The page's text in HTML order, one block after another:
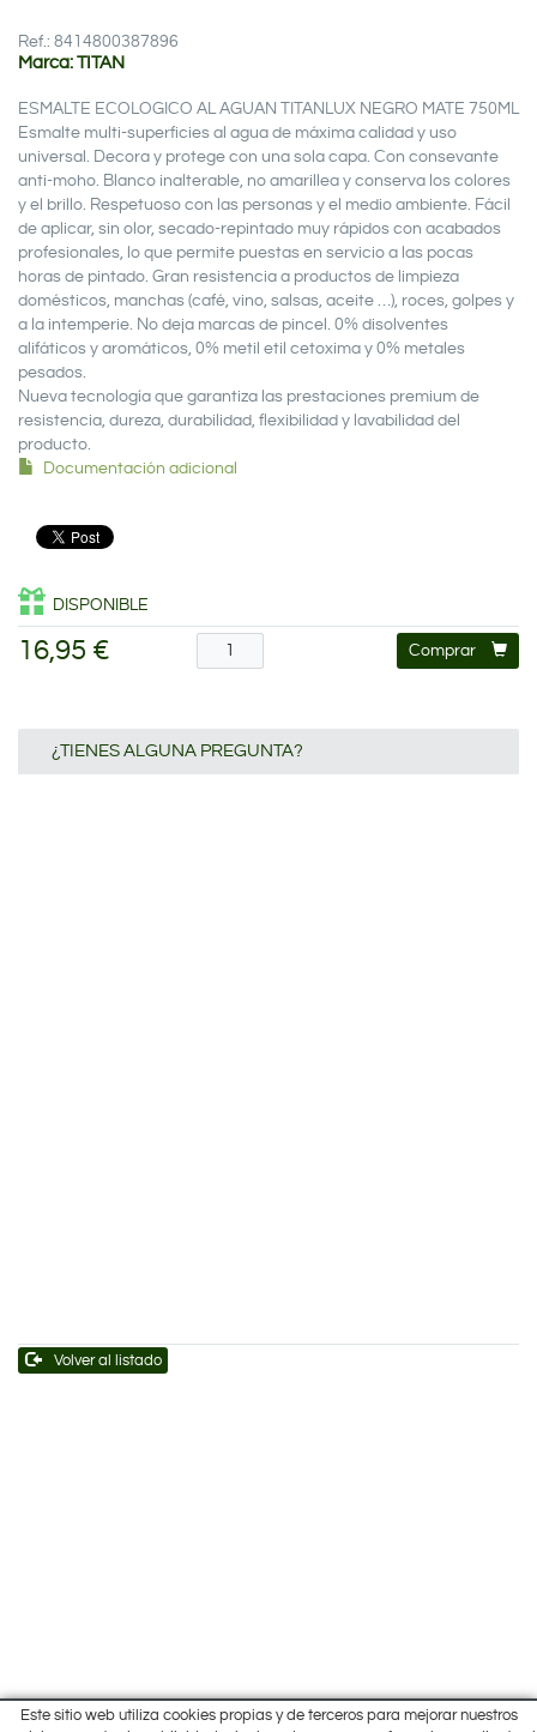
Ref.: 8414800387896
Marca: TITAN
ESMALTE ECOLOGICO AL AGUAN TITANLUX NEGRO MATE 750ML
Esmalte multi-superficies al agua de máxima calidad y uso
universal. Decora y protege con una sola capa. Con consevante
anti-moho. Blanco inalterable, no amarillea y conserva los colores
y el brillo. Respetuoso con las personas y el medio ambiente. Fácil
de aplicar, sin olor, secado-repintado muy rápidos con acabados
profesionales, lo que permite puestas en servicio a las pocas
horas de pintado. Gran resistencia a productos de limpieza
domésticos, manchas (café, vino, salsas, aceite …), roces, golpes y
a la intemperie. No deja marcas de pincel. 0% disolventes
alifáticos y aromáticos, 0% metil etil cetoxima y 0% metales
pesados.
Nueva tecnología que garantiza las prestaciones premium de
resistencia, dureza, durabilidad, flexibilidad y lavabilidad del
producto.
Documentación adicional
DISPONIBLE
16,95 € Comprar
¿TIENES ALGUNA PREGUNTA?
Volver al listado
Este sitio web utiliza cookies propias y de terceros para mejorar nuestros